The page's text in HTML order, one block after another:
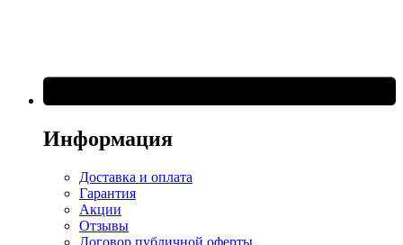
Информация
Доставка и оплата
Гарантия
Акции
Отзывы
Договор публичной оферты